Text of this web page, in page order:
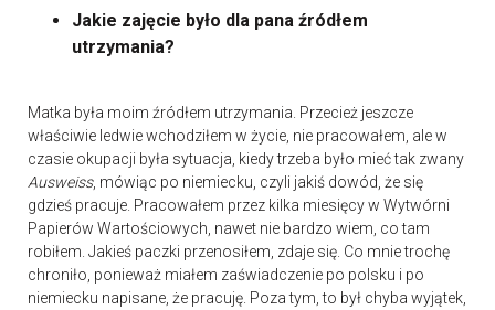
Jakie zajęcie było dla pana źródłem
utrzymania?
Matka była moim źródłem utrzymania. Przecież jeszcze
właściwie ledwie wchodziłem w życie, nie pracowałem, ale w
czasie okupacji była sytuacja, kiedy trzeba było mieć tak zwany
Ausweiss, mówiąc po niemiecku, czyli jakiś dowód, że się
gdzieś pracuje. Pracowałem przez kilka miesięcy w Wytwórni
Papierów Wartościowych, nawet nie bardzo wiem, co tam
robiłem. Jakieś paczki przenosiłem, zdaje się. Co mnie trochę
chroniło, ponieważ miałem zaświadczenie po polsku i po
niemiecku napisane, że pracuję. Poza tym, to był chyba wyjątek,